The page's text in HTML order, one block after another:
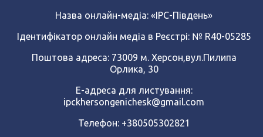
Назва онлайн-медіа: «ІРС-Південь»
Ідентифікатор онлайн медіа в Реєстрі: № R40-05285
Поштова адреса: 73009 м. Херсон,вул.Пилипа
Орлика, 30
Е-адреса для листування:
ipckhersongenichesk@gmail.com
Телефон: +380505302821